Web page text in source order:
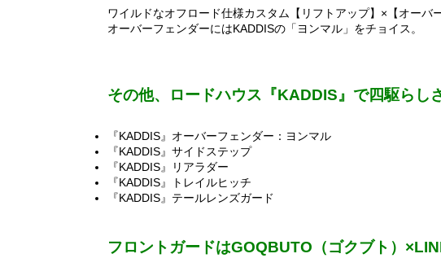
ワイルドなオフロード仕様カスタム【リフトアップ】×【オーバ
オーバーフェンダーにはKADDISの「ヨンマル」をチョイス。
その他、ロードハウス『KADDIS』で四駆らし
『KADDIS』オーバーフェンダー：ヨンマル
『KADDIS』サイドステップ
『KADDIS』リアラダー
『KADDIS』トレイルヒッチ
『KADDIS』テールレンズガード
フロントガードはGOQBUTO（ゴクブト）